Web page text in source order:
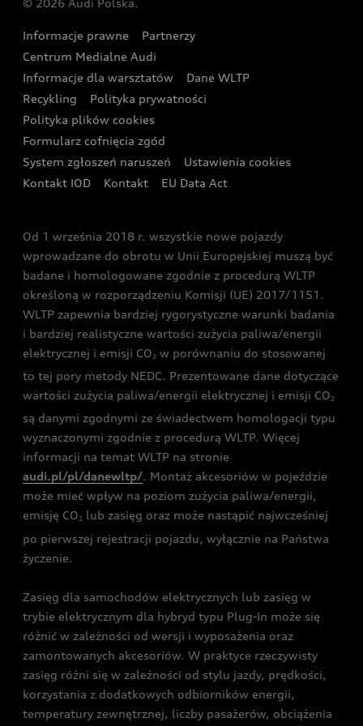
Wyszukaj najbliższego Partnera Audi
Oferta dla przedsiębiorców
Oferta dla klientów prywatnych
Kalkulator rat
Ubezpieczenie
Audi exclusive
Zasięg
Gwarancja
Akcje serwisowe Audi
Katalog online akcesoriów
Audi i Muzeum Sztuki Nowoczesnej w Warszawie
Audi driving experience
Audi quattro Cup
Audi i Puchar Świata w Skokach Narciarskich w
Zakopanem
© 2026 Audi Polska.
Informacje prawne
Partnerzy
Centrum Medialne Audi
Informacje dla warsztatów
Dane WLTP
Recykling
Polityka prywatności
Polityka plików cookies
Formularz cofnięcia zgód
System zgłoszeń naruszeń
Ustawienia cookies
Kontakt IOD
Kontakt EU Data Act
Od 1 września 2018 r. wszystkie nowe pojazdy
wprowadzane do obrotu w Unii Europejskiej muszą być
badane i homologowane zgodnie z procedurą WLTP
określoną w rozporządzeniu Komisji (UE) 2017/1151.
WLTP zapewnia bardziej rygorystyczne warunki badania
i bardziej realistyczne wartości zużycia paliwa/energii
elektrycznej i emisji CO2 w porównaniu do stosowanej
to tej pory metody NEDC. Prezentowane dane dotyczące
wartości zużycia paliwa/energii elektrycznej i emisji CO2
są danymi zgodnymi ze świadectwem homologacji typu
wyznaczonymi zgodnie z procedurą WLTP. Więcej
informacji na temat WLTP na stronie
audi.pl/pl/danewltp/. Montaż akcesoriów w pojeździe
może mieć wpływ na poziom zużycia paliwa/energii,
emisję CO2 lub zasięg oraz może nastąpić najwcześniej
po pierwszej rejestracji pojazdu, wyłącznie na Państwa
życzenie.
Zasięg dla samochodów elektrycznych lub zasięg w
trybie elektrycznym dla hybryd typu Plug-In może się
różnić w zależności od wersji i wyposażenia oraz
zamontowanych akcesoriów. W praktyce rzeczywisty
zasięg różni się w zależności od stylu jazdy, prędkości,
korzystania z dodatkowych odbiorników energii,
temperatury zewnętrznej, liczby pasażerów, obciążenia